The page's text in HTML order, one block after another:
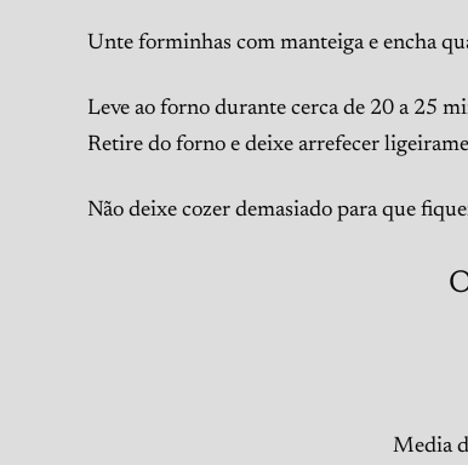
Unte forminhas com manteiga e encha
Leve ao forno durante cerca de 20 a 25
Retire do forno e deixe arrefecer
Não deixe cozer demasiado para que
Media